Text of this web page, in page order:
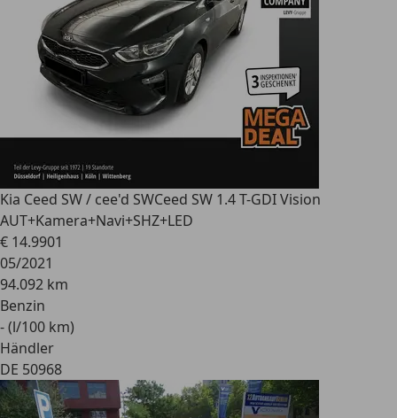
Kia Ceed SW / cee'd SWCeed SW 1.4 T-GDI Vision
AUT+Kamera+Navi+SHZ+LED
€ 14.9901
05/2021
94.092 km
Benzin
- (l/100 km)
Händler
DE 50968